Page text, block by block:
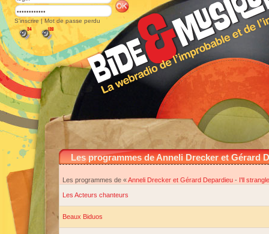
S'inscrire | Mot de passe perdu
Les programmes de Anneli Drecker et Gérard
Les programmes de «Anneli Drecker et Gérard Depardieu - I'll
Les Acteurs chanteurs
Beaux Biduos